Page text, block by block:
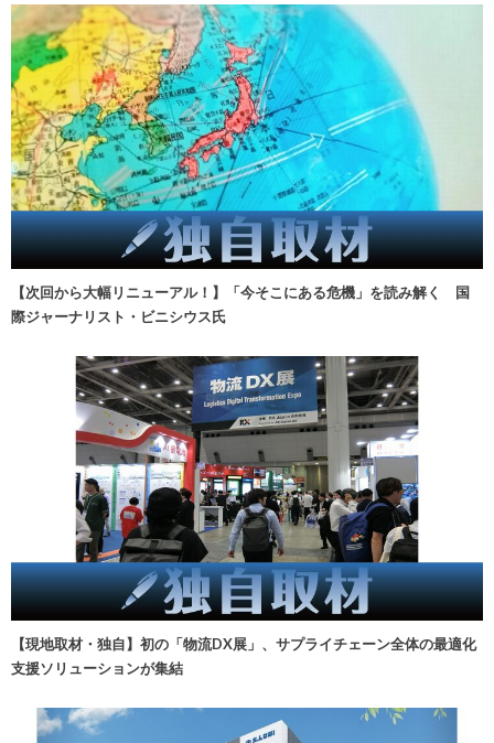
【次回から大幅リニューアル！】「今そこにある危機」を読み解く 国
際ジャーナリスト・ビニシウス氏
【現地取材・独自】初の「物流DX展」、サプライチェーン全体の最適化
支援ソリューションが集結